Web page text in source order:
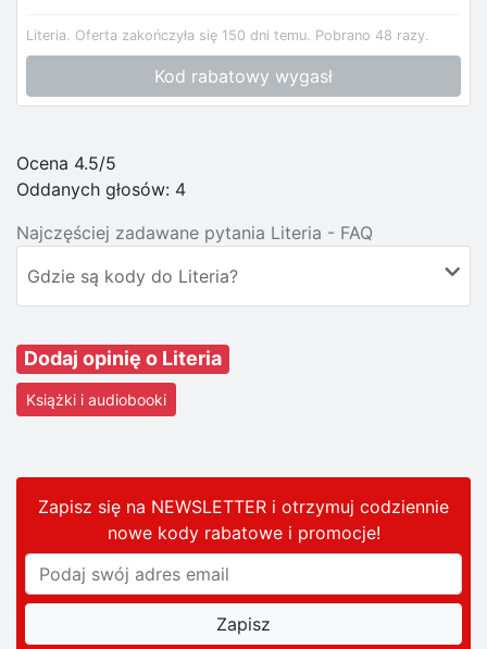
Literia. Oferta zakończyła się 150 dni temu. Pobrano 48 razy.
Kod rabatowy wygasł
Ocena 4.5/5
Oddanych głosów: 4
Najczęściej zadawane pytania Literia - FAQ
Gdzie są kody do Literia?
Dodaj opinię o Literia
Książki i audiobooki
Zapisz się na NEWSLETTER i otrzymuj codziennie
nowe kody rabatowei promocje!